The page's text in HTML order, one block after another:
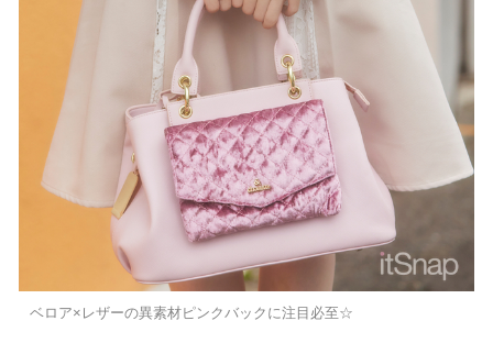
ベロア×レザーの異素材ピンクバックに注目必至☆